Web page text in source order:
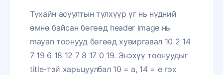
Тухайн асуултын түлхүүр үг нь нүдний
өмнө байсан бөгөөд header image нь
mayan тоонууд бөгөөд хувиргавал 10 2 14
7 19 6 18 12 7 8 17 0 19. Энэхүү тоонуудыг
title-тэй харьцуулбал 10 = a, 14 = e гэх